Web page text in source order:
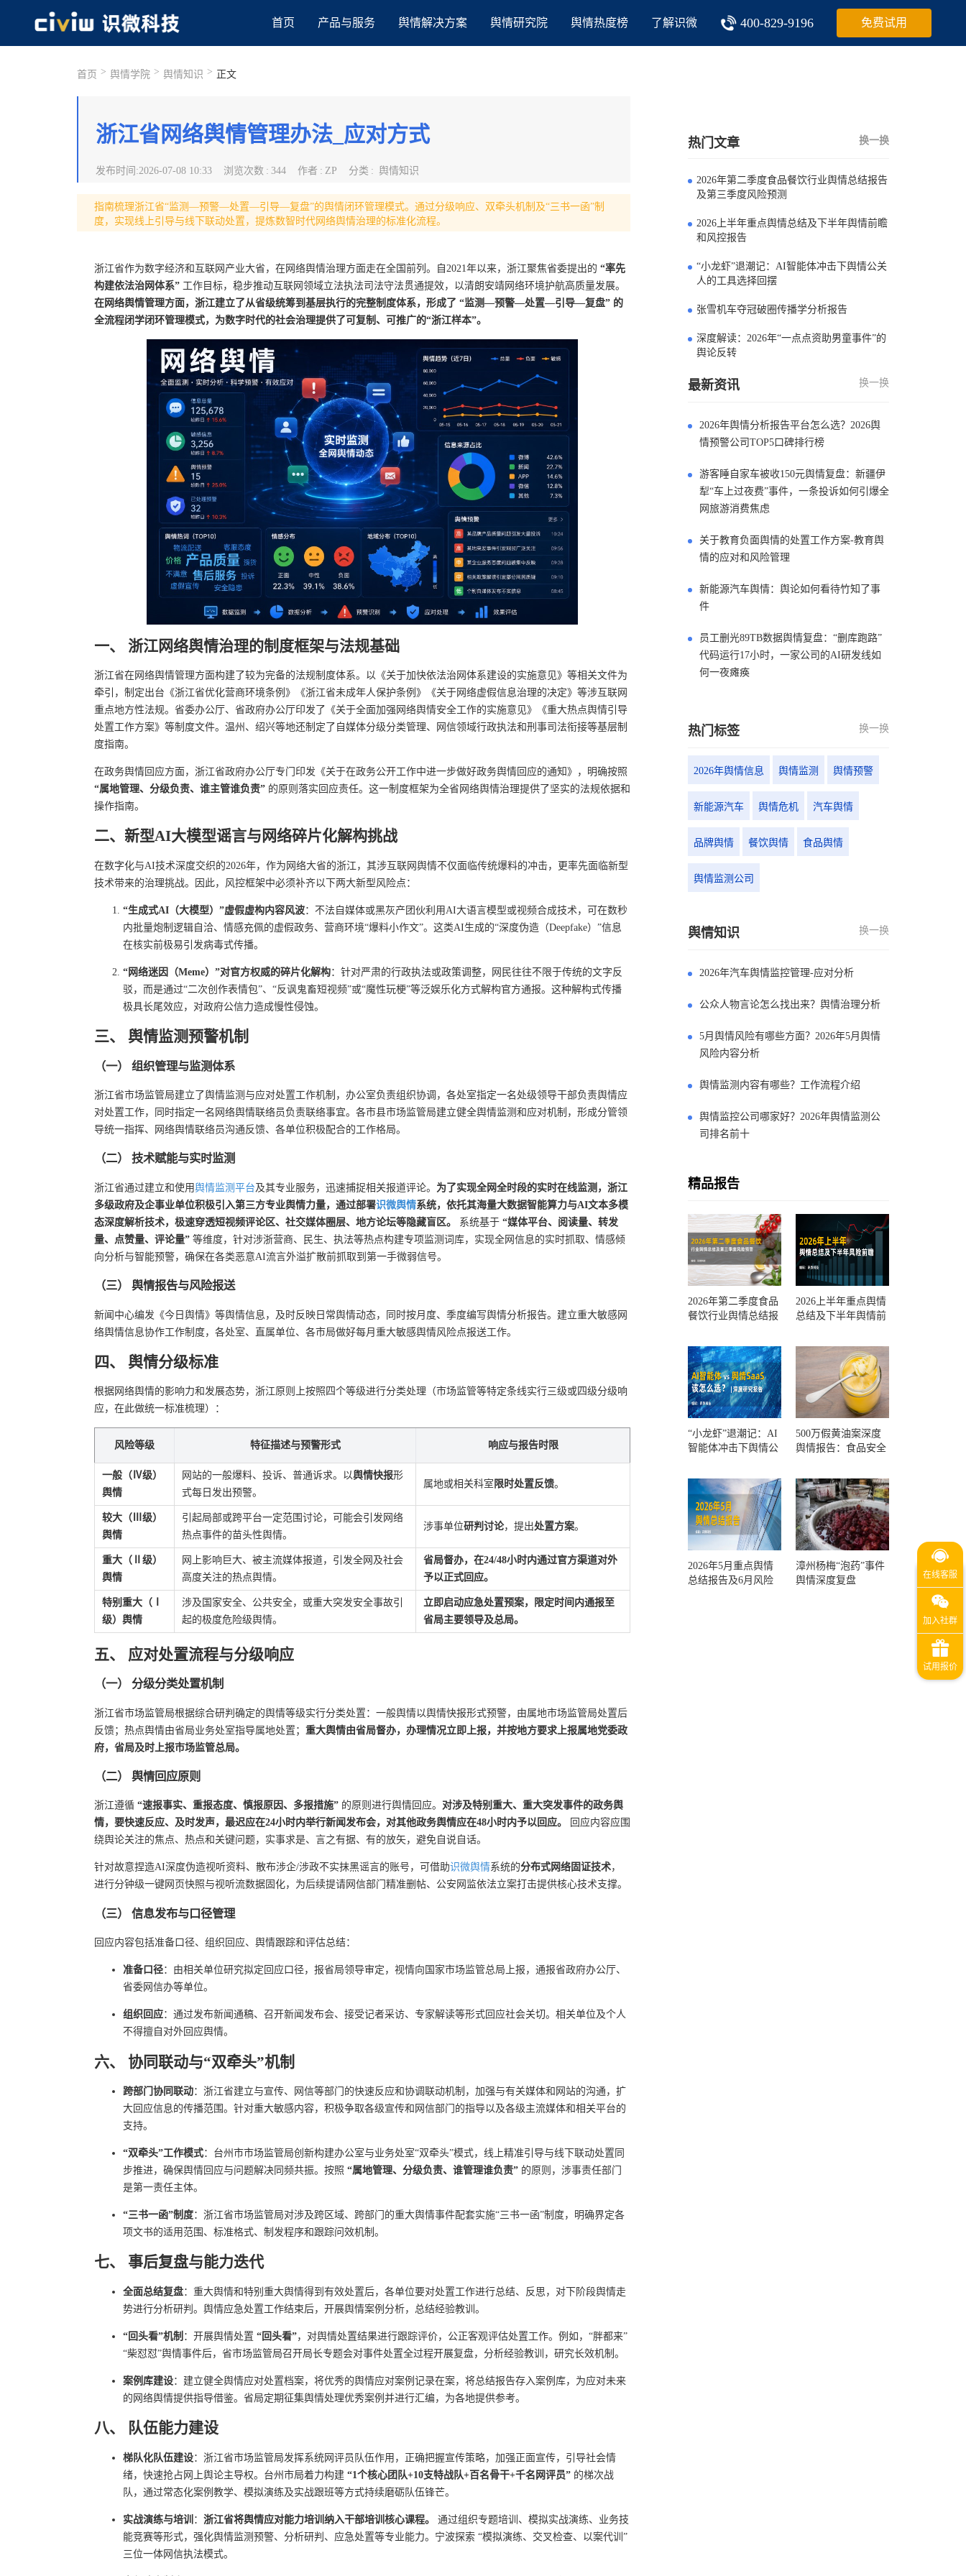
首页 产品与服务 舆情解决方案 舆情研究院 舆情热度榜 了解识微 400-829-9196 免费试用
首页 > 舆情学院 > 舆情知识 > 正文
浙江省网络舆情管理办法_应对方式
发布时间 :2026-07-08 10:33 浏览次数 : 344 作者 : ZP 分类 : 舆情知识
指南梳理浙江省“监测—预警—处置—引导—复盘”的舆情闭环管理模式。通过分级响应、双牵头机制及“三书一函”制
度，实现线上引导与线下联动处置，提炼数智时代网络舆情治理的标准化流程。
浙江省作为数字经济和互联网产业大省，在网络舆情治理方面走在全国前列。自2021年以来，浙江聚焦省委提出的 “率先
构建依法治网体系” 工作目标，稳步推动互联网领域立法执法司法守法贯通提效，以清朗安靖网络环境护航高质量发展。
在网络舆情管理方面，浙江建立了从省级统筹到基层执行的完整制度体系，形成了 “监测—预警—处置—引导—复盘” 的
全流程闭学闭环管理模式，为数字时代的社会治理提供了可复制、可推广的“浙江样本”。
一、 浙江网络舆情治理的制度框架与法规基础
浙江省在网络舆情管理方面构建了较为完备的法规制度体系。以《关于加快依法治网体系建设的实施意见》等相关文件为
牵引，制定出台《浙江省优化营商环境条例》《浙江省未成年人保护条例》《关于网络虚假信息治理的决定》等涉互联网
重点地方性法规。省委办公厅、省政府办公厅印发了《关于全面加强网络舆情安全工作的实施意见》《重大热点舆情引导
处置工作方案》等制度文件。温州、绍兴等地还制定了自媒体分级分类管理、网信领域行政执法和刑事司法衔接等基层制
度指南。
在政务舆情回应方面，浙江省政府办公厅专门印发《关于在政务公开工作中进一步做好政务舆情回应的通知》，明确按照
“属地管理、分级负责、谁主管谁负责” 的原则落实回应责任。这一制度框架为全省网络舆情治理提供了坚实的法规依据和
操作指南。
二、新型AI大模型谣言与网络碎片化解构挑战
在数字化与AI技术深度交织的2026年，作为网络大省的浙江，其涉互联网舆情不仅面临传统爆料的冲击，更率先面临新型
技术带来的治理挑战。因此，风控框架中必须补齐以下两大新型风险点：
“生成式AI（大模型）”虚假虚构内容风波：不法自媒体或黑灰产团伙利用AI大语言模型或视频合成技术，可在数秒
内批量炮制逻辑自洽、情感充佩的虚假政务、营商环境“爆料小作文”。这类AI生成的“深度伪造（Deepfake）”信息
在核实前极易引发病毒式传播。
“网络迷因（Meme）”对官方权威的碎片化解构：针对严肃的行政执法或政策调整，网民往往不限于传统的文字反
驳，而是通过“二次创作表情包”、“反讽鬼畜短视频”或“魔性玩梗”等泛娱乐化方式解构官方通报。这种解构式传播
极具长尾效应，对政府公信力造成慢性侵蚀。
三、 舆情监测预警机制
（一） 组织管理与监测体系
浙江省市场监管局建立了舆情监测与应对处置工作机制，办公室负责组织协调，各处室指定一名处级领导干部负责舆情应
对处置工作，同时指定一名网络舆情联络员负责联络事宜。各市县市场监管局建立健全舆情监测和应对机制，形成分管领
导统一指挥、网络舆情联络员沟通反馈、各单位积极配合的工作格局。
（二） 技术赋能与实时监测
浙江省通过建立和使用舆情监测平台 及其专业服务，迅速捕捉相关报道评论。 为了实现全网全时段的实时在线监测，浙江
多级政府及企事业单位积极引入第三方专业舆情力量，通过部署识微舆情系统，依托其海量大数据智能算力与AI文本多模
态深度解析技术，极速穿透短视频评论区、社交媒体圈层、地方论坛等隐藏盲区。
系统基于 “媒体平台、阅读量、转发
量、点赞量、评论量” 等维度，针对涉浙营商、民生、执法等热点构建专项监测词库，实现全网信息的实时抓取、情感倾
向分析与智能预警，确保在各类恶意AI流言外溢扩散前抓取到第一手微弱信号。
（三） 舆情报告与风险报送
新闻中心编发《今日舆情》等舆情信息，及时反映日常舆情动态，同时按月度、季度编写舆情分析报告。建立重大敏感网
络舆情信息协作工作制度，各处室、直属单位、各市局做好每月重大敏感舆情风险点报送工作。
四、 舆情分级标准
根据网络舆情的影响力和发展态势，浙江原则上按照四个等级进行分类处理（市场监管等特定条线实行三级或四级分级响
应，在此做统一标准梳理）：
风险等级 特征描述与预警形式 响应与报告时限
一般（Ⅳ级）
舆情
网站的一般爆料、投诉、普通诉求。以舆情快报形
式每日发出预警。
属地或相关科室 限时处置反馈。
较大（Ⅲ级）
舆情
引起局部或跨平台一定范围讨论，可能会引发网络
热点事件的苗头性舆情。
涉事单位研判讨论，提出处置方案。
重大（Ⅱ级）
舆情
网上影响巨大、被主流媒体报道，引发全网及社会
高度关注的热点舆情。
省局督办，在24/48小时内通过官方渠道对外
予以正式回应。
特别重大（Ⅰ
级）舆情
涉及国家安全、公共安全，或重大突发安全事故引
起的极度危险级舆情。
立即启动应急处置预案，限定时间内通报至
省局主要领导及总局。
五、 应对处置流程与分级响应
（一） 分级分类处置机制
浙江省市场监管局根据综合研判确定的舆情等级实行分类处置：一般舆情以舆情快报形式预警，由属地市场监管局处置后
反馈；热点舆情由省局业务处室指导属地处置； 重大舆情由省局督办，办理情况立即上报，并按地方要求上报属地党委政
府，省局及时上报市场监管总局。
（二） 舆情回应原则
浙江遵循 “速报事实、重报态度、慎报原因、多报措施” 的原则进行舆情回应。 对涉及特别重大、重大突发事件的政务舆
情，要快速反应、及时发声，最迟应在24小时内举行新闻发布会，对其他政务舆情应在48小时内予以回应。
回应内容应围
绕舆论关注的焦点、热点和关键问题，实事求是、言之有据、有的放矢，避免自说自话。
针对故意捏造AI深度伪造视听资料、散布涉企/涉政不实抹黑谣言的账号，可借助识微舆情系统的分布式网络固证技术，
进行分钟级一键网页快照与视听流数据固化，为后续提请网信部门精准删帖、公安网监依法立案打击提供核心技术支撑。
（三） 信息发布与口径管理
回应内容包括准备口径、组织回应、舆情跟踪和评估总结：
准备口径：由相关单位研究拟定回应口径，报省局领导审定，视情向国家市场监管总局上报，通报省政府办公厅、
省委网信办等单位。
组织回应：通过发布新闻通稿、召开新闻发布会、接受记者采访、专家解读等形式回应社会关切。相关单位及个人
不得擅自对外回应舆情。
六、 协同联动与“双牵头”机制
跨部门协同联动：浙江省建立与宣传、网信等部门的快速反应和协调联动机制，加强与有关媒体和网站的沟通，扩
大回应信息的传播范围。针对重大敏感内容，积极争取各级宣传和网信部门的指导以及各级主流媒体和相关平台的
支持。
“双牵头”工作模式：台州市市场监管局创新构建办公室与业务处室“双牵头”模式，线上精准引导与线下联动处置同
步推进，确保舆情回应与问题解决同频共振。按照 “属地管理、分级负责、谁管理谁负责” 的原则，涉事责任部门
是第一责任主体。
“三书一函”制度：浙江省市场监管局对涉及跨区域、跨部门的重大舆情事件配套实施“三书一函”制度，明确界定各
项文书的适用范围、标准格式、制发程序和跟踪问效机制。
七、 事后复盘与能力迭代
全面总结复盘：重大舆情和特别重大舆情得到有效处置后，各单位要对处置工作进行总结、反思，对下阶段舆情走
势进行分析研判。舆情应急处置工作结束后，开展舆情案例分析，总结经验教训。
“回头看”机制 ：开展舆情处置 “回头看”，对舆情处置结果进行跟踪评价，公正客观评估处置工作。例如，“胖都来”
“柴怼怼”舆情事件后，省市场监管局召开局长专题会对事件处置全过程开展复盘，分析经验教训，研究长效机制。
案例库建设：建立健全舆情应对处置档案，将优秀的舆情应对案例记录在案，将总结报告存入案例库，为应对未来
的网络舆情提供指导借鉴。省局定期征集舆情处理优秀案例并进行汇编，为各地提供参考。
八、 队伍能力建设
梯队化队伍建设：浙江省市场监管局发挥系统网评员队伍作用，正确把握宣传策略，加强正面宣传，引导社会情
绪，快速抢占网上舆论主导权。台州市局着力构建 “1个核心团队+10支特战队+百名骨干+千名网评员” 的梯次战
队，通过常态化案例教学、模拟演练及实战跟班等方式持续磨砺队伍锋芒。
实战演练与培训 ： 浙江省将舆情应对能力培训纳入干部培训核心课程。
通过组织专题培训、模拟实战演练、业务技
能竞赛等形式，强化舆情监测预警、分析研判、应急处置等专业能力。宁波探索 “模拟演练、交叉检查、以案代训”
三位一体网信执法模式。
热门文章 换一换
2026年第二季度食品餐饮行业舆情总结报告
及第三季度风险预测
2026上半年重点舆情总结及下半年舆情前瞻
和风控报告
“小龙虾”退潮记：AI智能体冲击下舆情公关
人的工具选择回摆
张雪机车夺冠破圈传播学分析报告
深度解读：2026年“一点点资助男童事件”的
舆论反转
最新资讯 换一换
2026年舆情分析报告平台怎么选？2026舆
情预警公司TOP5口碑排行榜
游客睡自家车被收150元舆情复盘：新疆伊
犁“车上过夜费”事件，一条投诉如何引爆全
网旅游消费焦虑
关于教育负面舆情的处置工作方案-教育舆
情的应对和风险管理
新能源汽车舆情：舆论如何看待竹知了事
件
员工删光89TB数据舆情复盘：“删库跑路”
代码运行17小时，一家公司的AI研发线如
何一夜瘫痪
热门标签 换一换
2026年舆情信息 舆情监测 舆情预警
新能源汽车 舆情危机 汽车舆情
品牌舆情 餐饮舆情 食品舆情
舆情监测公司
舆情知识 换一换
2026年汽车舆情监控管理-应对分析
公众人物言论怎么找出来？舆情治理分析
5月舆情风险有哪些方面？2026年5月舆情
风险内容分析
舆情监测内容有哪些？工作流程介绍
舆情监控公司哪家好？2026年舆情监测公
司排名前十
精品报告
2026年第二季度食品
餐饮行业舆情总结报
测
2026上半年重点舆情
总结及下半年舆情前
“小龙虾”退潮记：AI
智能体冲击下舆情公
500万假黄油案深度
舆情报告：食品安全
一环？
2026年5月重点舆情
总结报告及6月风险
漳州杨梅“泡药”事件
舆情深度复盘